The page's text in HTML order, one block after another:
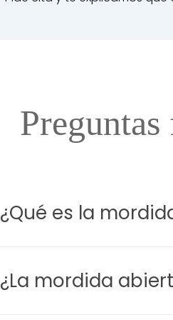
¿Qué es la
frecuente es la anterior: los
confirma con exploración clínica
¿La mordida